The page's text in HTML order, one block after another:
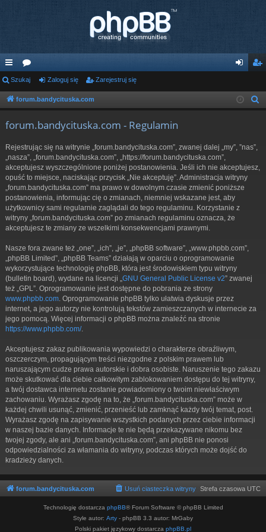
ię
ce
or
a og
ę
ej
si
Szukaj Zaloguj się Zarejestruj się
forum.bandycituska.com
forum.bandycituska.com - Regulamin
Rejestrując się na witrynie „forum.bandycituska.com”, zwanej dalej „my”, ”nas”,
„nasza”, „forum.bandycituska.com”, „https://forum.bandycituska.com”,
akceptujesz wyszczególnione poniżej postanowienia. Jeśli ich nie akceptujesz,
opuść to miejsce, naciskając przycisk „Nie akceptuję”. Administracja witryny
„forum.bandycituska.com” ma prawo w dowolnym czasie zmienić poniższe
postanowienia, informując cię o zmianach, niemniej wskazane jest, aby
użytkownicy sami regularnie zaglądali do tego regulaminu. Korzystanie z
witryny „forum.bandycituska.com” po zmianach regulaminu oznacza, że
akceptujesz te zmiany ze wszelkimi konsekwencjami prawnymi.
Nasze fora zwane też „one”, „ich”, „je”, „phpBB software”, „www.phpbb.com”,
„phpBB Limited”, „phpBB Teams” działają w oparciu o oprogramowanie
wykorzystujące technologię phpBB, która jest środowiskiem typu witryny
(bulletin board), wydane na licencji „ GNU General Public License v2” zwanej
też „GPL”. Oprogramowanie jest dostępne do pobrania ze strony
www.phpbb.com . Oprogramowanie phpBB tylko ułatwia dyskusje przez
internet, a jego autorzy nie kontrolują tekstów zamieszczanych w internecie za
jego pomocą. Więcej informacji o phpBB można znaleźć na stronie
https://www.phpbb.com/.
Akceptujesz zakaz publikowania wypowiedzi o charakterze obraźliwym,
oszczerczym, propagującym treści niezgodne z polskim prawem lub
naruszającym cudze prawa autorskie i dobra osobiste. Naruszenie tego zakazu
może skutkować dla ciebie całkowitym zablokowaniem dostępu do tej witryny,
a twój dostawca internetu zostanie powiadomiony o twoim niewłaściwym
zachowaniu. Wyrażasz zgodę na to, że „forum.bandycituska.com” może w
każdej chwili usunąć, zmienić, przenieść lub zamknąć każdy twój temat, post.
Wyrażasz zgodę na zapisywanie wszystkich podanych przez ciebie informacji
w naszej bazie danych. Informacje te nie będą przekazywane nikomu bez
twojej zgody, ale ani „forum.bandycituska.com”, ani phpBB nie ponosi
odpowiedzialności za włamania do witryny, podczas których może dojść do
kradzieży danych.
forum.bandycituska.com Strefa czasowa UTC
Usuń ciasteczka witryny
Technologię dostarcza phpBB® Forum Software © phpBB Limited
Style autor: Arty - phpBB 3.3 autor: MrGaby
Polski pakiet językowy dostarcza phpBB.pl